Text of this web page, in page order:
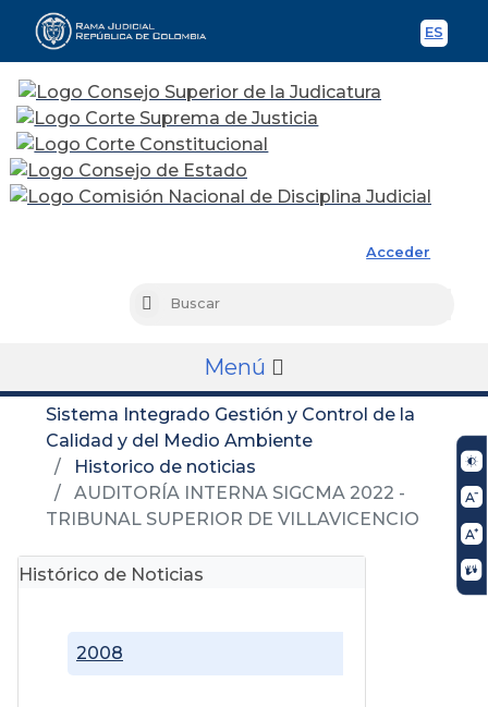
ES
Acceder
Buscar
Menú
Sistema Integrado Gestión y Control de la
Calidad y del Medio Ambiente
Historico de noticias
AUDITORÍA INTERNA SIGCMA 2022 -
TRIBUNAL SUPERIOR DE VILLAVICENCIO
Histórico de Noticias
2008